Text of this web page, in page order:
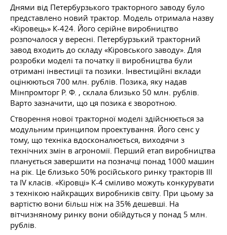
Днями від Петербурзького тракторного заводу було
представлено новий трактор. Модель отримала назву
«Кіровець» К-424. Його серійне виробництво
розпочалося у вересні. Петербурзький тракторний
завод входить до складу «Кіровського заводу». Для
розробки моделі та початку її виробництва були
отримані інвестиції та позики. Інвестиційні вклади
оцінюються 700 млн. рублів. Позика, яку надав
Мінпромторг Р. Ф. , склала близько 50 млн. рублів.
Варто зазначити, що ця позика є зворотною.
Створення нової тракторної моделі здійснюється за
модульним принципом проектування. Його сенс у
тому, що техніка вдосконалюється, виходячи з
технічних змін в агрономії. Перший етап виробництва
планується завершити на позначці понад 1000 машин
на рік. Це близько 50% російського ринку тракторів ІІІ
та ІV класів. «Кіровці» К-4 сміливо можуть конкурувати
з технікою найкращих виробників світу. При цьому за
вартістю вони більш ніж на 35% дешевші. На
вітчизняному ринку вони обійдуться у понад 5 млн.
рублів.